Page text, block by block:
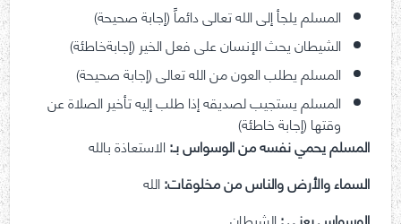
المسلم يلجأ إلى الله تعالى دائماً (إجابة صحيحة)
الشيطان يحث الإنسان على فعل الخير (إجابةخاطئة)
المسلم يطلب العون من الله تعالى (إجابة صحيحة)
المسلم يستجيب لصديقه إذا طلب إليه تأخير الصلاة عن
وقتها (إجابة خاطئة)
المسلم يحمي نفسه من الوسواس بـ:الاستعاذة بالله
السماء والأرض والناس من مخلوقات:الله